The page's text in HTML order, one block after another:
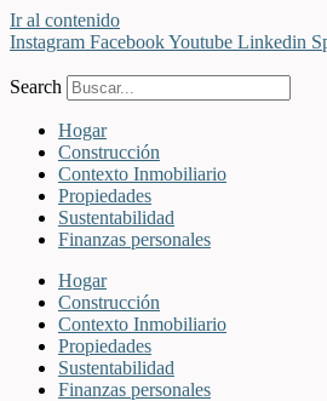
Ir al contenido
Instagram FacebookYoutube Linkedin
Search
Hogar
Construcción
Contexto Inmobiliario
Propiedades
Sustentabilidad
Finanzas personales
Hogar
Construcción
Contexto Inmobiliario
Propiedades
Sustentabilidad
Finanzas personales